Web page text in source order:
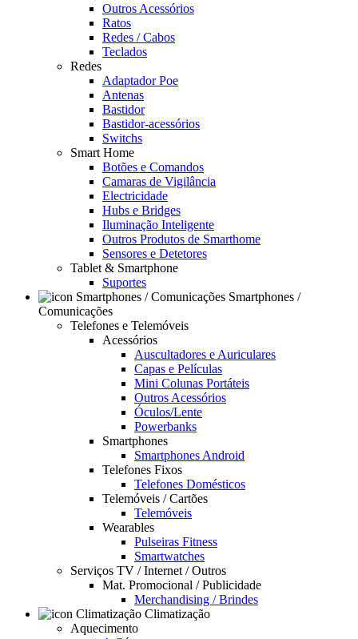
Outros Acessórios
Ratos
Redes / Cabos
Teclados
Redes
Adaptador Poe
Antenas
Bastidor
Bastidor-acessórios
Switchs
Smart Home
Botões e Comandos
Camaras de Vigilância
Electricidade
Hubs e Bridges
Iluminação Inteligente
Outros Produtos de Smarthome
Sensores e Detetores
Tablet & Smartphone
Suportes
Smartphones /
Comunicações
Telefones e Telemóveis
Acessórios
Auscultadores e Auriculares
Capas e Películas
Mini Colunas Portáteis
Outros Acessórios
Óculos/Lente
Powerbanks
Smartphones
Smartphones Android
Telefones Fixos
Telefones Domésticos
Telemóveis / Cartões
Telemóveis
Wearables
Pulseiras Fitness
Smartwatches
Serviços TV / Internet / Outros
Mat. Promocional / Publicidade
Merchandising / Brindes
Climatização
Aquecimento